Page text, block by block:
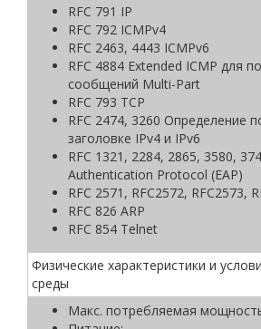
RFC 791 IP
RFC 792 ICMPv4
RFC 2463, 4443 ICMPv6
RFC 4884 Extended ICMP для
сообщений Multi-Part
RFC 793 TCP
RFC 2474, 3260 Определение
заголовке IPv4 и IPv6
RFC 1321, 2284, 2865, 3580,
Authentication Protocol (EAP)
RFC 2571, RFC2572, RFC2573,
RFC 826 ARP
RFC 854 Telnet
Физические характеристики и
среды
Макс. потребляемая